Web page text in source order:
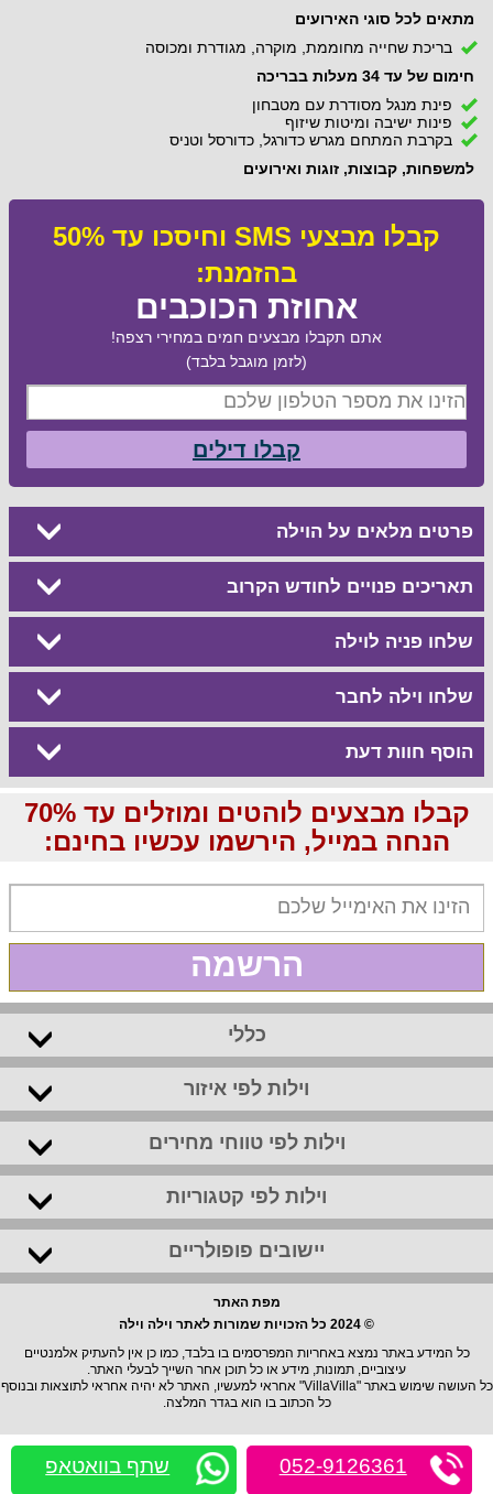
מתאים לכל סוגי האירועים
בריכת שחייה מחוממת, מוקרה, מגודרת ומכוסה
חימום של עד 34 מעלות בבריכה
פינת מנגל מסודרת עם מטבחון
פינות ישיבה ומיטות שיזוף
בקרבת המתחם מגרש כדורגל, כדורסל וטניס
למשפחות, קבוצות, זוגות ואירועים
קבלו מבצעי SMS וחיסכו עד 50%
בהזמנת:
אחוזת הכוכבים
אתם תקבלו מבצעים חמים במחירי רצפה!
(לזמן מוגבל בלבד)
קבלו דילים
פרטים מלאים על הוילה
תאריכים פנויים לחודש הקרוב
שלחו פניה לוילה
שלחו וילה לחבר
הוסף חוות דעת
קבלו מבצעים לוהטים ומוזלים עד 70%
הנחה במייל, הירשמו עכשיו בחינם:
הרשמה
כללי
וילות לפי איזור
וילות לפי טווחי מחירים
וילות לפי קטגוריות
יישובים פופולריים
מפת האתר
© 2024 כל הזכויות שמורות לאתר וילה וילה
כל המידע באתר נמצא באחריות המפרסמים בו בלבד, כמו כן אין להעתיק אלמנטיים
עיצוביים, תמונות, מידע או כל תוכן אחר השייך לבעלי האתר.
כל העושה שימוש באתר "VillaVilla" אחראי למעשיו, האתר לא יהיה אחראי לתוצאות ובנוסף
כל הכתוב בו הוא בגדר המלצה.
052-9126361 שתף בוואטאפ